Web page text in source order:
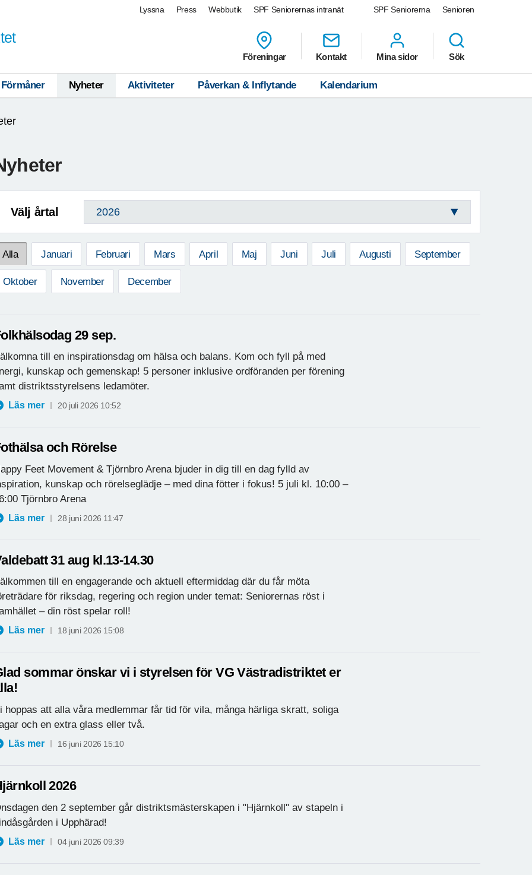
SPF Seniorerna Senioren
Lyssna Press Webbutik SPF Seniorernas intranät
Föreningar Kontakt Mina sidor Sök
Förmåner Nyheter Aktiviteter Påverkan & Inflytande Kalendarium
Välj årtal
Alla Januari Februari Mars April Maj Juni Juli Augusti September
Oktober November December
29 sep.
till en inspirationsdag om hälsa och balans. Kom och fyll på med
kunskap och gemenskap! 5 personer inklusive ordföranden per förening
distriktsstyrelsens ledamöter.
Läs mer 20 juli 2026 10:52
och Rörelse
Feet Movement & Tjörnbro Arena bjuder in dig till en dag fylld av
kunskap och rörelseglädje – med dina fötter i fokus! 5 juli kl. 10:00 –
Tjörnbro Arena
Läs mer 28 juni 2026 11:47
31 aug kl.13-14.30
till en engagerande och aktuell eftermiddag där du får möta
för riksdag, regering och region under temat: Seniorernas röst i
– din röst spelar roll!
Läs mer 18 juni 2026 15:08
sommar önskar vi i styrelsen för VG Västradistriktet er
hoppas att alla våra medlemmar får tid för vila, många härliga skratt, soliga
och en extra glass eller två.
Läs mer 16 juni 2026 15:10
2026
den 2 september går distriktsmästerskapen i "Hjärnkoll" av stapeln i
i Upphärad!
Läs mer 04 juni 2026 09:39